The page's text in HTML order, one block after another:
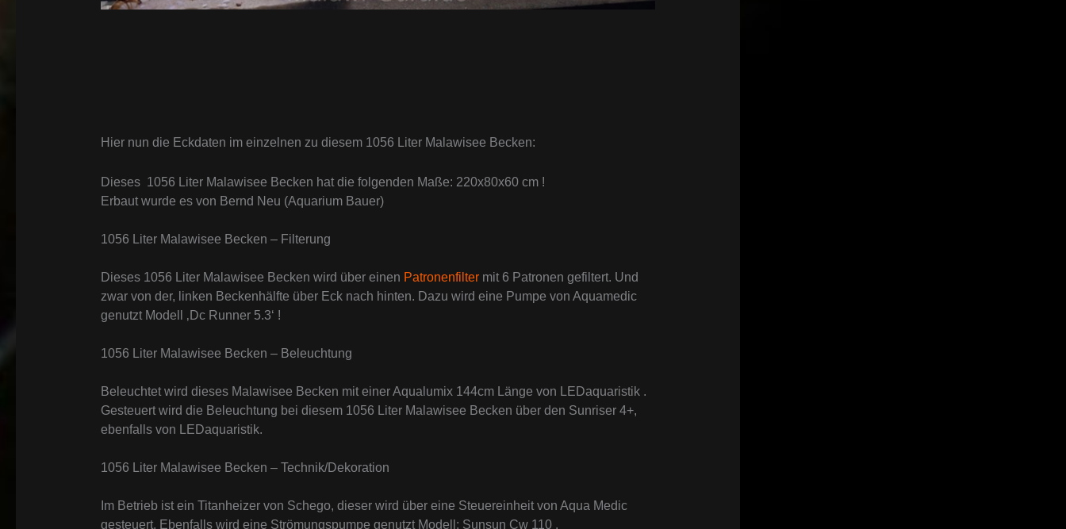
Hier nun die Eckdaten im einzelnen zu diesem 1056 Liter Malawisee Becken:
Dieses 1056 Liter Malawisee Becken hat die folgenden Maße: 220x80x60 cm !
Erbaut wurde es von Bernd Neu (Aquarium Bauer)
1056 Liter Malawisee Becken – Filterung
Dieses 1056 Liter Malawisee Becken wird über einen Patronenfiltermit 6 Patronen gefiltert. Und
zwar von der, linken Beckenhälfte über Eck nach hinten. Dazu wird eine Pumpe von Aquamedic
genutzt Modell ‚Dc Runner 5.3‘ !
1056 Liter Malawisee Becken – Beleuchtung
Beleuchtet wird dieses Malawisee Becken mit einer Aqualumix 144cm Länge von LEDaquaristik .
Gesteuert wird die Beleuchtung bei diesem 1056 Liter Malawisee Becken über den Sunriser 4+,
ebenfalls von LEDaquaristik.
1056 Liter Malawisee Becken – Technik/Dekoration
Im Betrieb ist ein Titanheizer von Schego, dieser wird über eine Steuereinheit von Aqua Medic
gesteuert. Ebenfalls wird eine Strömungspumpe genutzt Modell: Sunsun Cw 110 .